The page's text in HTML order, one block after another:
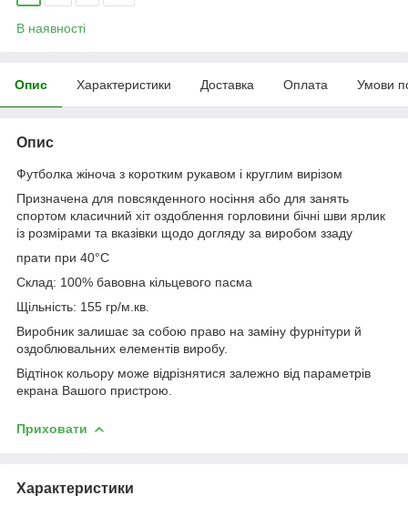
В наявності
Опис Характеристики Доставка Оплата Умови
Опис
Футболка жіноча з коротким рукавом і круглим вирізом
Призначена для повсякденного носіння або для занять
спортом класичний хіт оздоблення горловини бічні шви ярлик
із розмірами та вказівки щодо догляду за виробом ззаду
прати при 40°C
Склад: 100% бавовна кільцевого пасма
Щільність: 155 гр/м.кв.
Виробник залишає за собою право на заміну фурнітури й
оздоблювальних елементів виробу.
Відтінок кольору може відрізнятися залежно від параметрів
екрана Вашого пристрою.
Приховати
Характеристики